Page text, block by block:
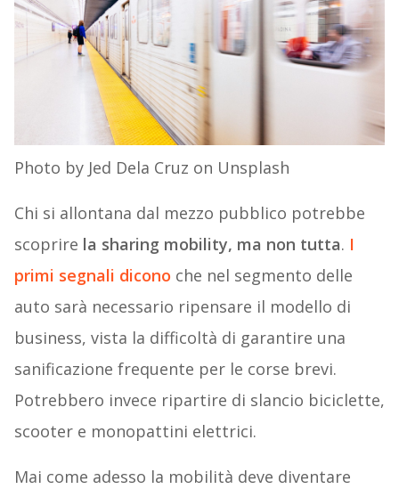
Photo by Jed Dela Cruz on Unsplash
Chi si allontana dal mezzo pubblico potrebbe
scoprire la sharing mobility, ma non tutta. I
primi segnali dicono che nel segmento delle
auto sarà necessario ripensare il modello di
business, vista la difficoltà di garantire una
sanificazione frequente per le corse brevi.
Potrebbero invece ripartire di slancio biciclette,
scooter e monopattini elettrici.
Mai come adesso la mobilità deve diventare